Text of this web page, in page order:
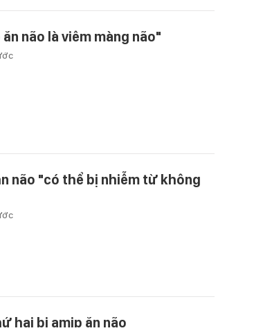
não là viêm màng não"
não "có thể bị nhiễm từ không
hai bị amip ăn não